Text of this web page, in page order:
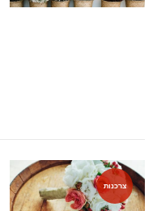
צרכנות